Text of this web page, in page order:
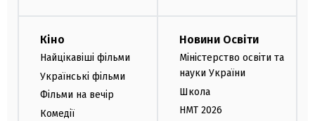
Кіно
Найцікавіші фільми
Українські фільми
Фільми на вечір
Комедії
Новини Освіти
Міністерство освіти та
науки України
Школа
НМТ 2026